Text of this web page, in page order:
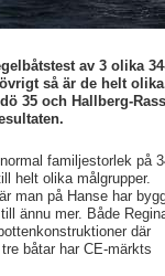
av 3 olika
så är de helt
35 och Hallberg-
familjestorlek på
helt olika målgrupper.
man på Hanse har
ännu mer. Både
där
båtar har CE-märkts